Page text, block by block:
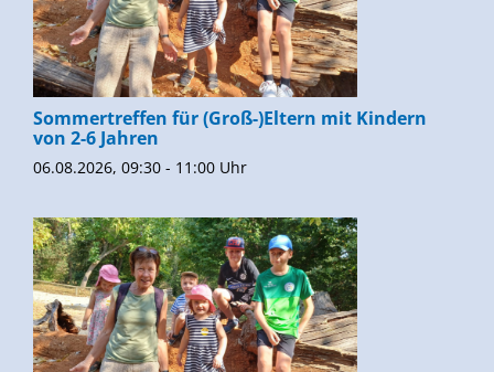
Sommertreffen für (Groß-)Eltern mit Kindern
von 2-6 Jahren
06.08.2026, 09:30 - 11:00 Uhr